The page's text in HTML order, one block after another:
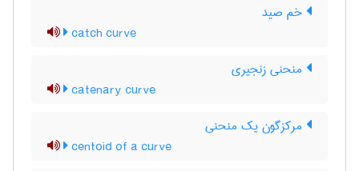
خم صید
catch curve
منحنی زنجیری
catenary curve
مرکزگون یک منحنی
centoid of a curve